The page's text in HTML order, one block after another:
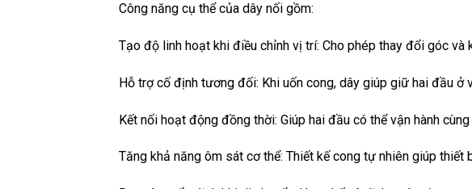
Công năng cụ thể của dây nối gồm:
Tạo độ linh hoạt khi điều chỉnh vị trí: Cho phép thay đổi góc và
Hỗ trợ cố định tương đối: Khi uốn cong, dây giúp giữ hai đầu ở
Kết nối hoạt động đồng thời: Giúp hai đầu có thể vận hành
Tăng khả năng ôm sát cơ thể: Thiết kế cong tự nhiên giúp thiết